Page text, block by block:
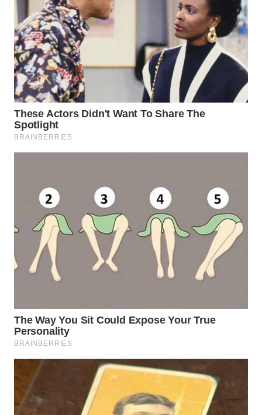
TENGAH
WN DELI
SERDANG
WN
TEBING
TINGGI
WN
KARAWANG
WN
BEKASI
WN
WN
DEPOK
TAPANULI
UTARA
WN